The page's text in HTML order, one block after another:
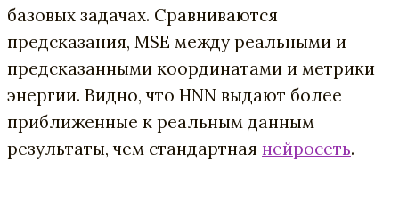
базовых задачах. Сравниваются
предсказания, MSE между реальными и
предсказанными координатами и метрики
энергии. Видно, что HNN выдают более
приближенные к реальным данным
результаты, чем стандартная нейросеть.